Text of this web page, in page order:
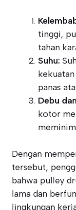
tinggi,
tahan
Suhu:
panas
Debu
kotor
Dengan
tersebut,
bahwa pulley
lama dan
lingkungan